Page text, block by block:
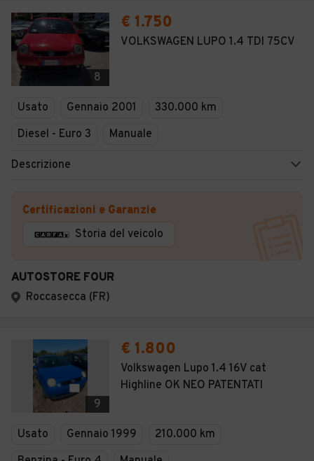
8
€ 1.750
VOLKSWAGEN LUPO 1.4 TDI 75CV
Usato Gennaio 2001
330.000 km
Diesel - Euro 3
Manuale
Descrizione
Certificazioni e Garanzie
Storia del veicolo
AUTOSTORE FOUR
Roccasecca (FR)
9
€ 1.800
Volkswagen Lupo 1.4 16V cat
Highline OK NEO PATENTATI
Usato Gennaio 1999
210.000 km